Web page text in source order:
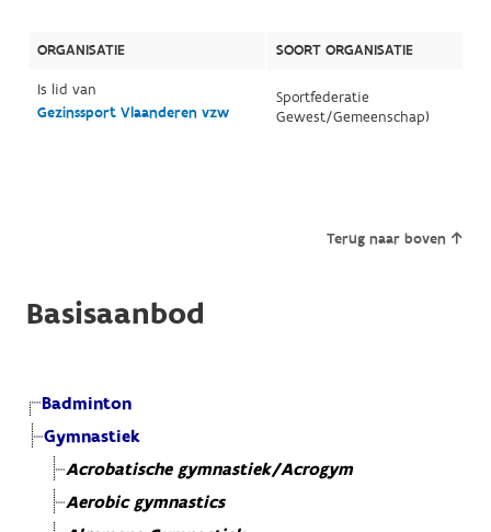
ORGANISATIE
SOORT ORGANISATIE
Is lid van
Gezinssport Vlaanderen vzw
Sportfederatie
Gewest/Gemeenschap)
Terug naar boven
Basisaanbod
Badminton
Gymnastiek
Acrobatische gymnastiek/Acrogym
Aerobic gymnastics